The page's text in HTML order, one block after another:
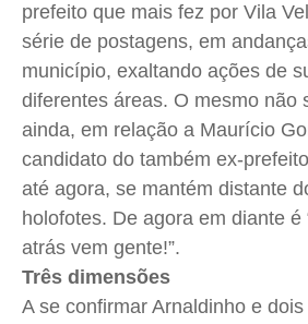
prefeito que mais fez por Vila
série de postagens, em
município, exaltando ações de
diferentes áreas. O mesmo não
ainda, em relação a Maurício
candidato do também ex-
até agora, se mantém distante
holofotes. De agora em diante é
atrás vem gente!”.
Três dimensões
A se confirmar Arnaldinho e